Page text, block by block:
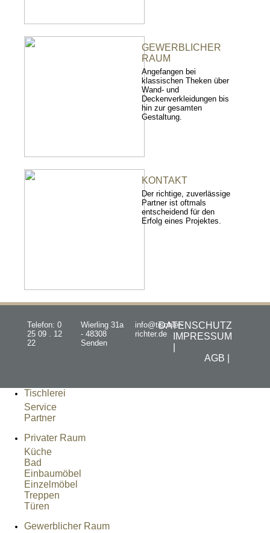
GEWERBLICHER
RAUM
Angefangen bei
klassischen Theken über
Wand- und
Deckenverkleidungen bis
hin zur gesamten
Gestaltung.
KONTAKT
Der richtige, zuverlässige
Partner ist oftmals
entscheidend für den
Erfolg eines Projektes.
Telefon: 0
25 09 . 12
22
Wierling 31a
- 48308
Senden
info@tischler-
richter.de
DATENSCHUTZ
IMPRESSUM
AGB |
Tischlerei
Service
Partner
Privater Raum
Küche
Bad
Einbaumöbel
Einzelmöbel
Treppen
Türen
Gewerblicher Raum